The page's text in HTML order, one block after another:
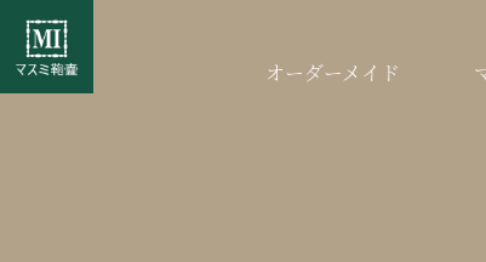
オーダーメイド